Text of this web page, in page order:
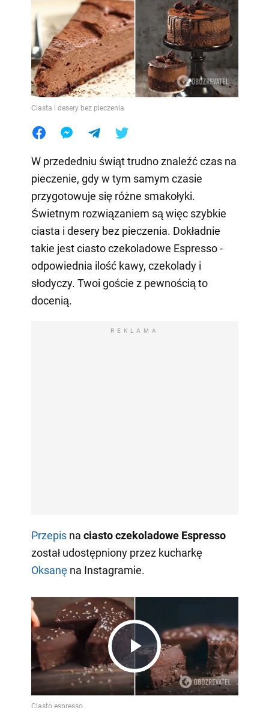
Ciasta i desery bez pieczenia
W przededniu świąt trudno znaleźć czas na
pieczenie, gdy w tym samym czasie
przygotowuje się różne smakołyki.
Świetnym rozwiązaniem są więc szybkie
ciasta i desery bez pieczenia. Dokładnie
takie jest ciasto czekoladowe Espresso -
odpowiednia ilość kawy, czekolady i
słodyczy. Twoi goście z pewnością to
docenią.
REKLAMA
Przepisna ciasto czekoladowe Espresso
został udostępniony przez kucharkę
Oksanęna Instagramie.
Play